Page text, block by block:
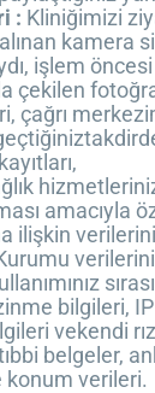
: Kliniğimizi
alınan kamera
işlem
çekilen
çağrı
amacıyla
ilişkin
bilgileri,
vekendi
belgeler,
konum verileri.